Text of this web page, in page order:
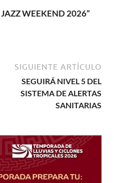
WEEKEND 2026”
SIGUIENTE ARTÍCULO
SEGUIRÁ NIVEL 5 DEL
SISTEMA DE ALERTAS
SANITARIAS